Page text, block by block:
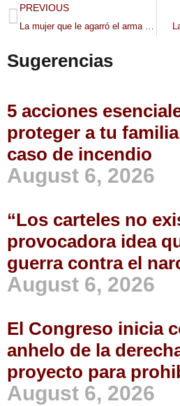
PREVIOUS
La mujer que le agarró el arma a un soldado en Corea del Sur y se convirtió en símbolo del rechazo a la ley marcial
Sugerencias
5 acciones
proteger a tu
caso de incendio
August 6, 2026
“Los carteles no
provocadora idea
guerra contra el
August 6, 2026
El Congreso inicia
anhelo de la
proyecto para
August 6, 2026